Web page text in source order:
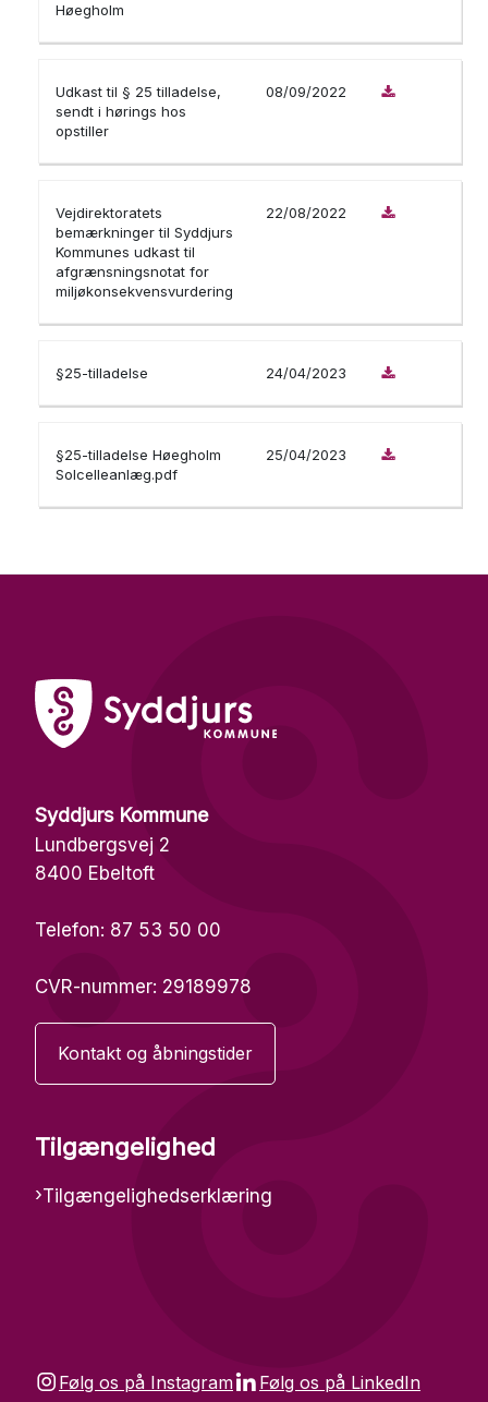
Høegholm
Udkast til § 25 tilladelse,
sendt i hørings hos
opstiller
08/09/2022
Vejdirektoratets
bemærkninger til Syddjurs
Kommunes udkast til
afgrænsningsnotat for
miljøkonsekvensvurdering
22/08/2022
§25-tilladelse 24/04/2023
§25-tilladelse Høegholm
Solcelleanlæg.pdf
25/04/2023
 Følg os på Instagram Følg os på LinkedIn